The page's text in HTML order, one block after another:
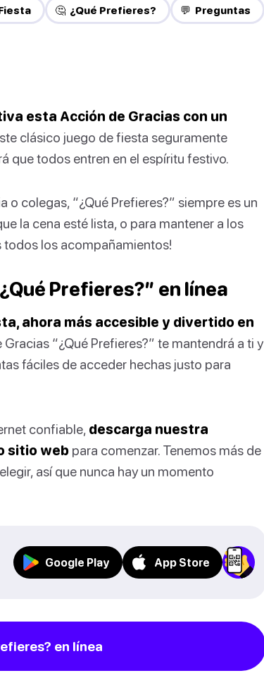
🤔 ¿Qué Prefieres? 💬 Preguntas
esta Acción de Gracias con un
clásico juego de fiesta seguramente
que todos entren en el espíritu festivo.
colegas, “¿Qué Prefieres?” siempre es un
la cena esté lista, o para mantener a los
los acompañamientos!
Prefieres?” en línea
ahora más accesible y divertido en
“¿Qué Prefieres?” te mantendrá a ti y
fáciles de acceder hechas justo para
confiable, descarga nuestra
sitio web para comenzar. Tenemos más de
así que nunca hay un momento
Google Play App Store
en línea